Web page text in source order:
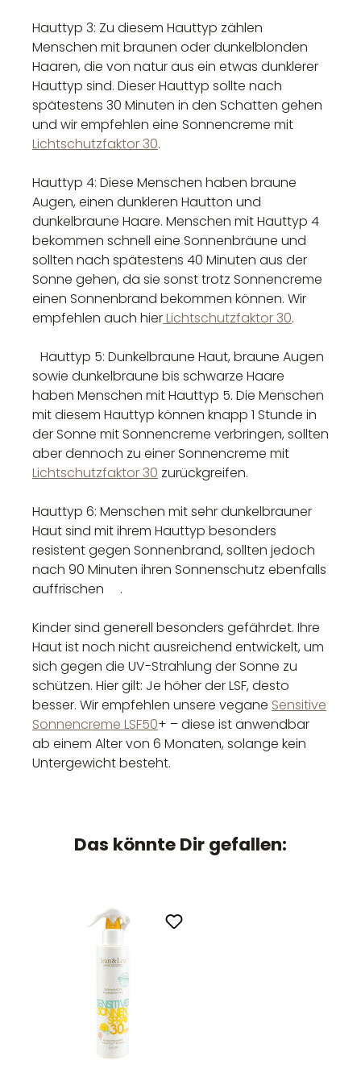
Hauttyp 3: Zu diesem Hauttyp zählen
Menschen mit braunen oder dunkelblonden
Haaren, die von natur aus ein etwas dunklerer
Hauttyp sind. Dieser Hauttyp sollte nach
spätestens 30 Minuten in den Schatten gehen
und wir empfehlen eine Sonnencreme mit
Lichtschutzfaktor 30.
Hauttyp 4: Diese Menschen haben braune
Augen, einen dunkleren Hautton und
dunkelbraune Haare. Menschen mit Hauttyp 4
bekommen schnell eine Sonnenbräune und
sollten nach spätestens 40 Minuten aus der
Sonne gehen, da sie sonst trotz Sonnencreme
einen Sonnenbrand bekommen können. Wir
empfehlen auch hierLichtschutzfaktor 30.
Hauttyp 5: Dunkelbraune Haut, braune Augen
sowie dunkelbraune bis schwarze Haare
haben Menschen mit Hauttyp 5. Die Menschen
mit diesem Hauttyp können knapp 1 Stunde in
der Sonne mit Sonnencreme verbringen, sollten
aber dennoch zu einer Sonnencreme mit
Lichtschutzfaktor 30 zurückgreifen.
Hauttyp 6: Menschen mit sehr dunkelbrauner
Haut sind mit ihrem Hauttyp besonders
resistent gegen Sonnenbrand, sollten jedoch
nach 90 Minuten ihren Sonnenschutz ebenfalls
auffrischen .
Kinder sind generell besonders gefährdet. Ihre
Haut ist noch nicht ausreichend entwickelt, um
sich gegen die UV-Strahlung der Sonne zu
schützen. Hier gilt: Je höher der LSF, desto
besser. Wir empfehlen unsere vegane Sensitive
Sonnencreme LSF50+ – diese ist anwendbar
ab einem Alter von 6 Monaten, solange kein
Untergewicht besteht.
Das könnte Dir gefallen: